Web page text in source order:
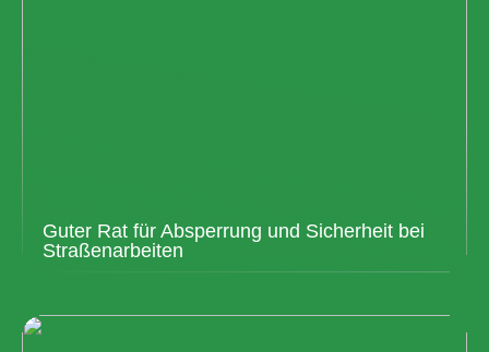
Guter Rat für Absperrung und Sicherheit bei
Straßenarbeiten